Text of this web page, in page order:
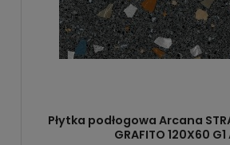
Płytka podłogowa Arcana
GRAFITO 120X60 G1